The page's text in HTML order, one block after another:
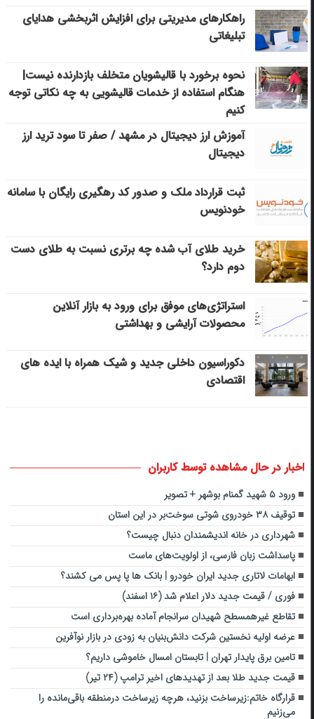
راهکارهای مدیریتی برای افزایش اثربخشی هدایای
تبلیغاتی
نحوه برخورد با قالیشویان متخلف بازدارنده نیست|
هنگام استفاده از خدمات قالیشویی به چه نکاتی توجه
کنیم
آموزش ارز دیجیتال در مشهد / صفر تا سود ترید ارز
دیجیتال
ثبت قرارداد ملک و صدور کد رهگیری رایگان با سامانه
خودنویس
خرید طلای آب شده چه برتری نسبت به طلای دست
دوم دارد؟
استراتژی‌های موفق برای ورود به بازار آنلاین
محصولات آرایشی و بهداشتی
دکوراسیون داخلی جدید و شیک همراه با ایده های
اقتصادی
اخبار در حال مشاهده توسط کاربران
ورود ۵ شهید گمنام بوشهر + تصویر
توقیف ۳۸ ‌خودروی شوتی سوخت‌بر در این استان
شهرداری در خانه اندیشمندان دنبال چیست؟
پاسداشت زبان فارسی، از اولویت‌های ماست
ابهامات لاتاری جدید ایران خودرو | بانک ها پا پس می کشند؟
فوری / قیمت جدید دلار اعلام شد (۱۶ اسفند)
تقاطع غیرهمسطح شهیدان سرانجام آماده بهره‌برداری است
عرضه اولیه نخستین شرکت دانش‌بنیان به زودی در بازار نوآفرین
تامین برق پایدار تهران | تابستان امسال خاموشی داریم؟
قیمت جدید طلا بعد از تهدیدهای اخیر ترامپ (۲۴ تیر)
قرارگاه خاتم:زیرساخت بزنید، هرچه زیرساخت درمنطقه باقی‌مانده را
می‌زنیم